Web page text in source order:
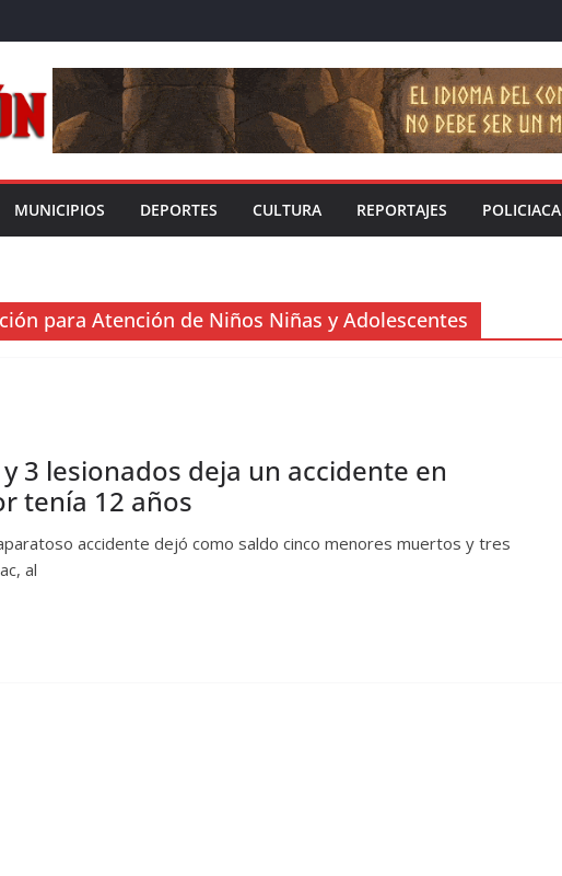
MUNICIPIOS DEPORTES CULTURA REPORTAJES POLICIACA
para Atención de Niños Niñas y Adolescentes
3 lesionados deja un accidente en
tenía 12 años
accidente dejó como saldo cinco menores muertos y tres
al